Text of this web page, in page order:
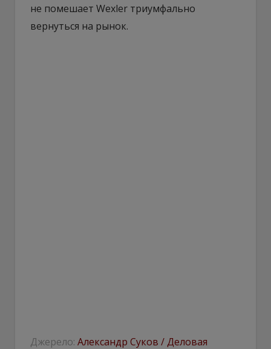
не помешает Wexler триумфально
вернуться на рынок.
Джерело: Александр Суков / Деловая